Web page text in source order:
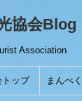
協会Blog
Association
ップ まんべ